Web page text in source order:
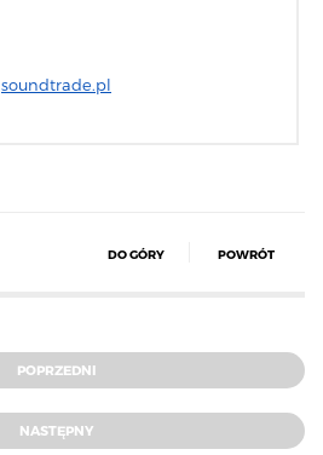
soundtrade.pl
DO GÓRY POWRÓT
POPRZEDNI
NASTĘPNY